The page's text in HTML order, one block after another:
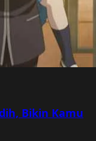
Bikin Kamu